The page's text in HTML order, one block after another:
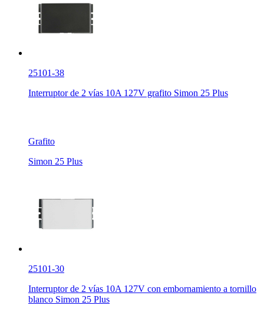
25101-38
Interruptor de 2 vías 10A 127V grafito Simon 25 Plus
Grafito
Simon 25 Plus
25101-30
Interruptor de 2 vías 10A 127V con embornamiento a tornillo
blanco Simon 25 Plus